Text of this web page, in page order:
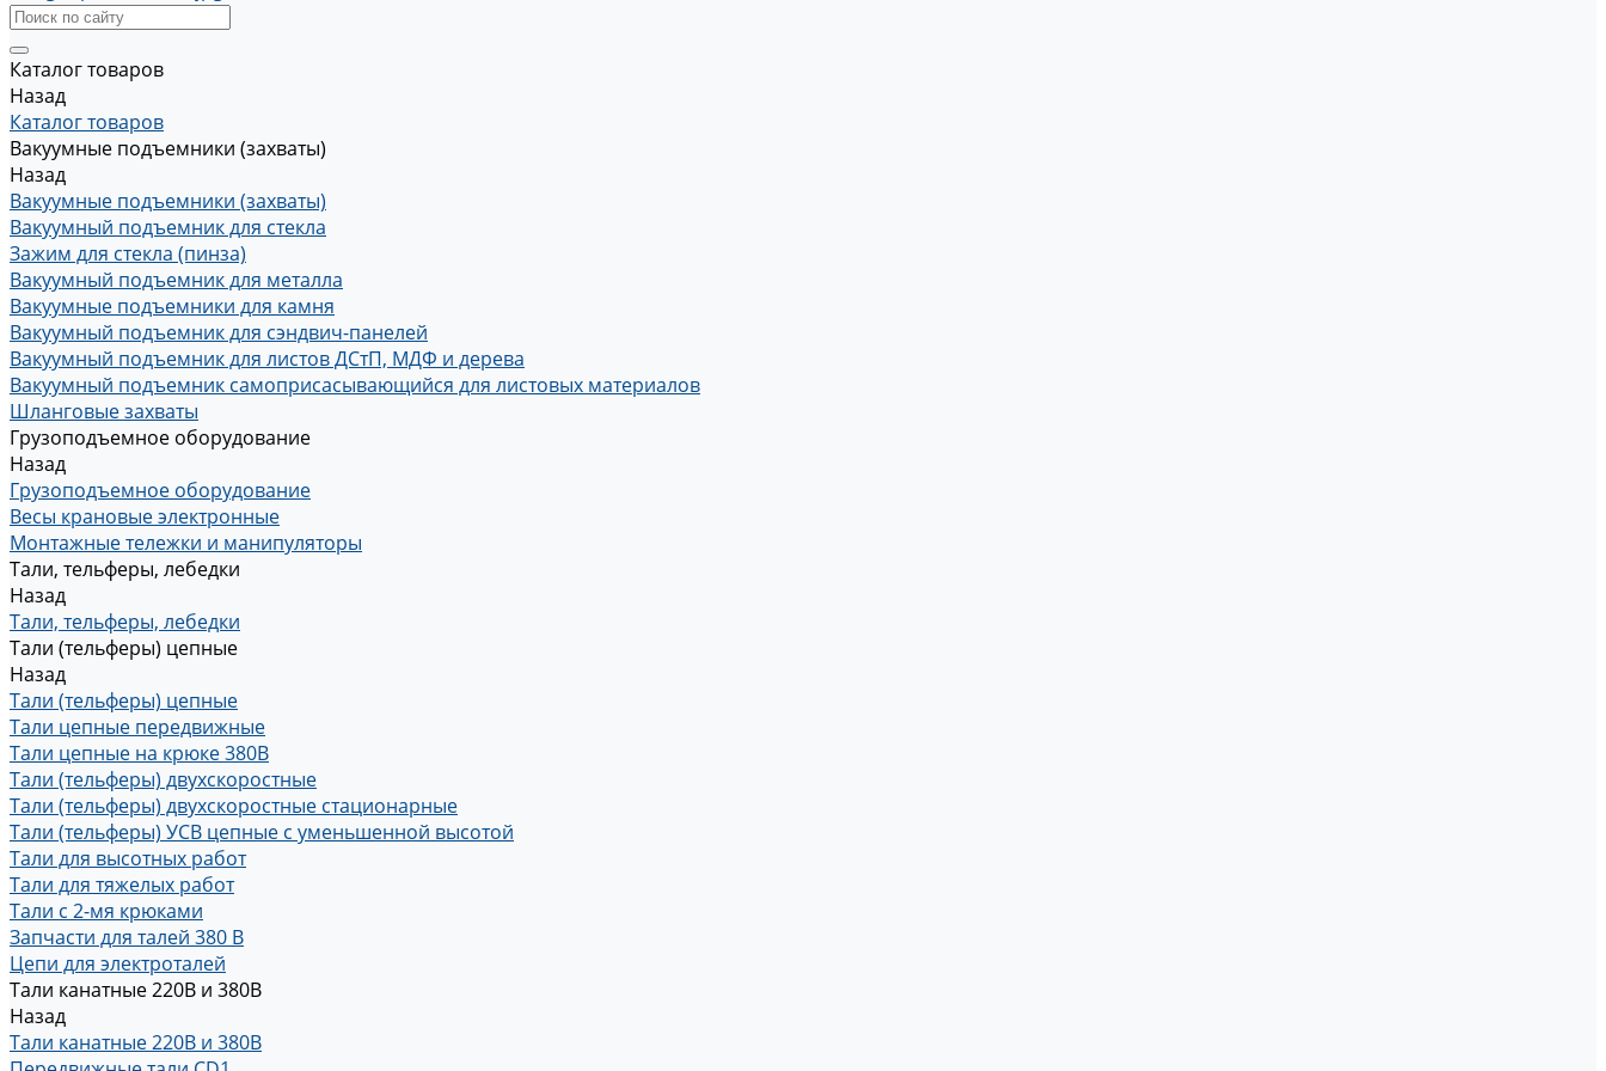
Каталог товаров
Назад
Каталог товаров
Вакуумные подъемники (захваты)
Назад
Вакуумные подъемники (захваты)
Вакуумный подъемник для стекла
Зажим для стекла (пинза)
Вакуумный подъемник для металла
Вакуумные подъемники для камня
Вакуумный подъемник для сэндвич-панелей
Вакуумный подъемник для листов ДСтП, МДФ и дерева
Вакуумный подъемник самоприсасывающийся для листовых материалов
Шланговые захваты
Грузоподъемное оборудование
Назад
Грузоподъемное оборудование
Весы крановые электронные
Монтажные тележки и манипуляторы
Тали, тельферы, лебедки
Назад
Тали, тельферы, лебедки
Тали (тельферы) цепные
Назад
Тали (тельферы) цепные
Тали цепные передвижные
Тали цепные на крюке 380В
Тали (тельферы) двухскоростные
Тали (тельферы) двухскоростные стационарные
Тали (тельферы) УСВ цепные с уменьшенной высотой
Тали для высотных работ
Тали для тяжелых работ
Тали с 2-мя крюками
Запчасти для талей 380 В
Цепи для электроталей
Тали канатные 220В и 380В
Назад
Тали канатные 220В и 380В